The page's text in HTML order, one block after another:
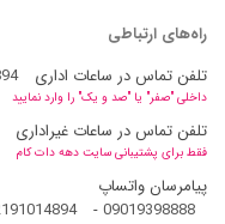
راه‌های ارتباطی
تلفن تماس در ساعات اداری
داخلی "صفر" یا "صد و یک" را وارد نمایید
تلفن تماس در ساعات غیراداری
فقط برای پشتیبانی سایت دهه دات کام
پیامرسان واتساپ
09019398888
-